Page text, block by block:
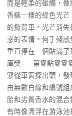
而是輕柔的碰觸，
香糖一樣的綠色光
的掀背車。光芒消
惑的表情。何手殘
垂直停在一個貼滿
庫獎——第零點零零
緊從車窗探出頭，
由無數白線和編號
胎和劣質香水的混
有時像漂浮在游泳